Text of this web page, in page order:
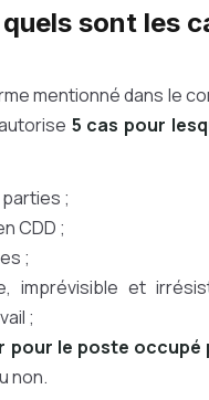
sont les
mentionné dans le
5 cas pour
;
CDD ;
;
imprévisible et
;
le poste occupé
non.